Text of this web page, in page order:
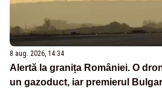
8 aug. 2026, 14:34
Alertă la granița României. O
un gazoduct, iar premierul